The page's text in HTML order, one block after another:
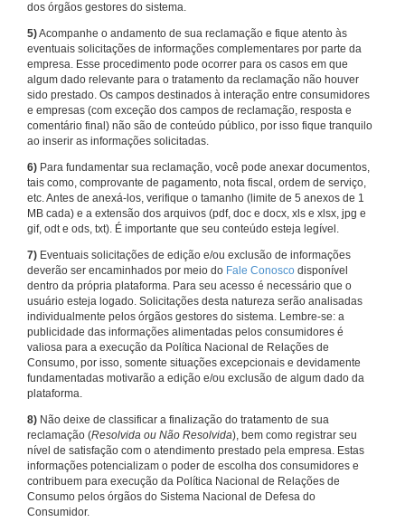
dos órgãos gestores do sistema.
5)Acompanhe o andamento de sua reclamação e fique atento às
eventuais solicitações de informações complementares por parte da
empresa. Esse procedimento pode ocorrer para os casos em que
algum dado relevante para o tratamento da reclamação não houver
sido prestado. Os campos destinados à interação entre consumidores
e empresas (com exceção dos campos de reclamação, resposta e
comentário final) não são de conteúdo público, por isso fique tranquilo
ao inserir as informações solicitadas.
6) Para fundamentar sua reclamação, você pode anexar documentos,
tais como, comprovante de pagamento, nota fiscal, ordem de serviço,
etc. Antes de anexá-los, verifique o tamanho (limite de 5 anexos de 1
MB cada) e a extensão dos arquivos (pdf, doc e docx, xls e xlsx, jpg e
gif, odt e ods, txt). É importante que seu conteúdo esteja legível.
7) Eventuais solicitações de edição e/ou exclusão de informações
deverão ser encaminhados por meio do Fale Conosco disponível
dentro da própria plataforma. Para seu acesso é necessário que o
usuário esteja logado. Solicitações desta natureza serão analisadas
individualmente pelos órgãos gestores do sistema. Lembre-se: a
publicidade das informações alimentadas pelos consumidores é
valiosa para a execução da Política Nacional de Relações de
Consumo, por isso, somente situações excepcionais e devidamente
fundamentadas motivarão a edição e/ou exclusão de algum dado da
plataforma.
8) Não deixe de classificar a finalização do tratamento de sua
reclamação (Resolvida ou Não Resolvida), bem como registrar seu
nível de satisfação com o atendimento prestado pela empresa. Estas
informações potencializam o poder de escolha dos consumidores e
contribuem para execução da Política Nacional de Relações de
Consumo pelos órgãos do Sistema Nacional de Defesa do
Consumidor.